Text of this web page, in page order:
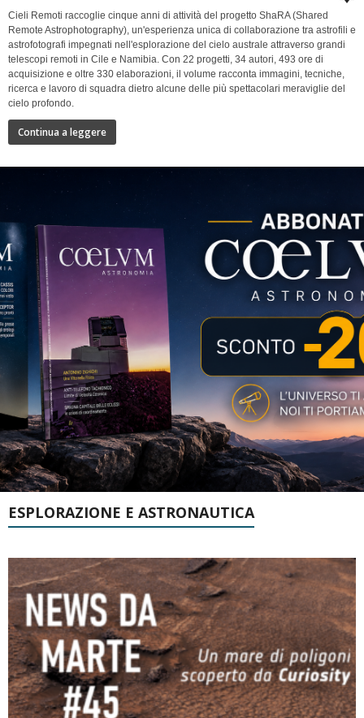
Cieli Remoti raccoglie cinque anni di attività del progetto ShaRA (Shared
Remote Astrophotography), un'esperienza unica di collaborazione tra astrofili e
astrofotografi impegnati nell'esplorazione del cielo australe attraverso grandi
telescopi remoti in Cile e Namibia. Con 22 progetti, 34 autori, 493 ore di
acquisizione e oltre 330 elaborazioni, il volume racconta immagini, tecniche,
ricerca e lavoro di squadra dietro alcune delle più spettacolari meraviglie del
cielo profondo.
Continua a leggere
ESPLORAZIONE E ASTRONAUTICA